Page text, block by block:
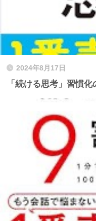
2024年8月17日
「続ける思考」習慣